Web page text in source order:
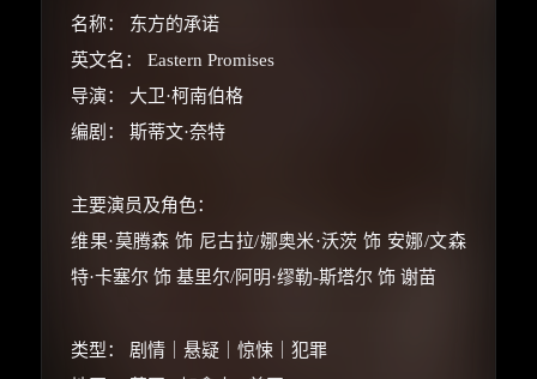
名称： 东方的承诺
英文名： Eastern Promises
导演： 大卫·柯南伯格
编剧： 斯蒂文·奈特
主要演员及角色：
维果·莫腾森 饰 尼古拉/娜奥米·沃茨 饰 安娜/文森
特·卡塞尔 饰 基里尔/阿明·缪勒-斯塔尔 饰 谢苗
类型： 剧情｜悬疑｜惊悚｜犯罪